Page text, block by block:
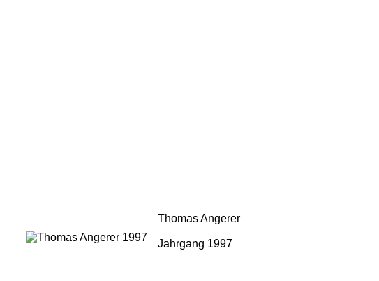
Thomas Angerer
Jahrgang 1997